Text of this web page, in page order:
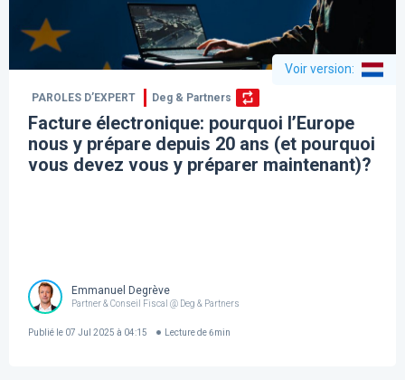
Voir version:
PAROLES D’EXPERT Deg & Partners
Facture électronique: pourquoi l’Europe
nous y prépare depuis 20 ans (et pourquoi
vous devez vous y préparer maintenant)?
Emmanuel Degrève
Partner & Conseil Fiscal @ Deg & Partners
Publié le 07 Jul 2025 à 04:15 Lecture de 6min